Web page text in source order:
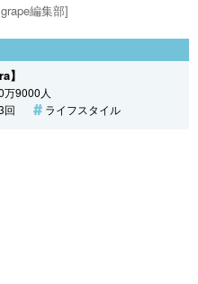
編集部]
】
9000人
回
ライフスタイル